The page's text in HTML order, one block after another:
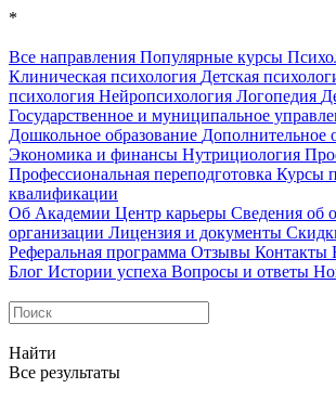
*
Все направления Популярные курсы
Клиническая психология Детская
психология Нейропсихология Логопедия
Государственное и муниципальное
Дошкольное образование Дополнительное
Экономика и финансы Нутрициология
Профессиональная переподготовка Курсы
квалификации
Об Академии Центр карьеры Сведения об
организации Лицензия и документы
Реферальная программа Отзывы Контакты
Блог Истории успеха Вопросы и ответы
Найти
Все результаты